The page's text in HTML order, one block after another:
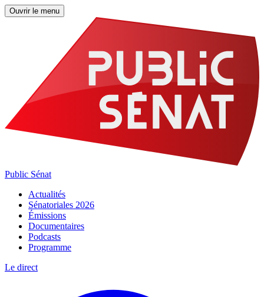
Ouvrir le menu
Public Sénat
Actualités
Sénatoriales 2026
Émissions
Documentaires
Podcasts
Programme
Le direct